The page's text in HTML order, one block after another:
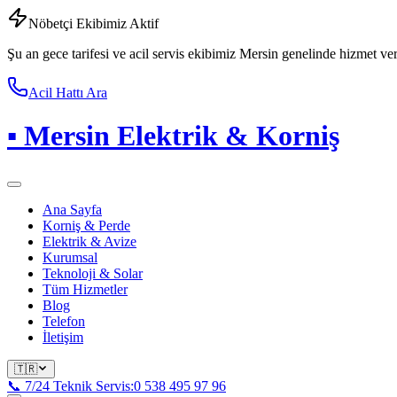
Nöbetçi Ekibimiz Aktif
Şu an gece tarifesi ve acil servis ekibimiz Mersin genelinde hizmet
Acil Hattı Ara
▪ Mersin Elektrik & Korniş
Ana Sayfa
Korniş & Perde
Elektrik & Avize
Kurumsal
Teknoloji & Solar
Tüm Hizmetler
Blog
Telefon
İletişim
🇹🇷
📞 7/24 Teknik Servis:0 538 495 97 96